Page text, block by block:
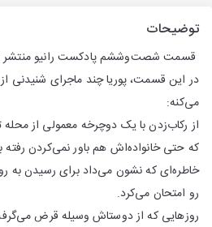
توضیحات
قسمت شصت‌وششم پادکست رانیو
در این قسمت، پوریا چند ماجرای
می‌کنه:
از رکاب‌زدن با یک دوچرخه معمولی از
که حتی خانواده‌اش هم باور نمی‌کردن رفته
خاطره‌ای که نشون می‌داد برای رسیدن به
رو امتحان می‌کرد.
روزهایی که از دوستاش وسیله قرض